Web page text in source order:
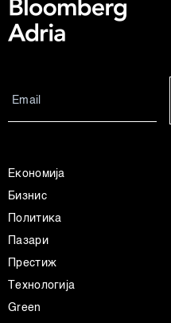
Економија
Бизнис
Политика
Пазари
Престиж
Технологија
Green